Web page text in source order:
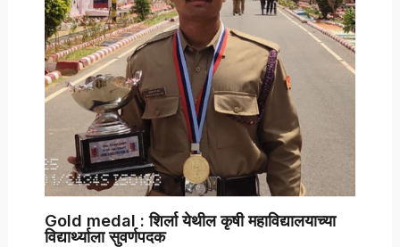
Gold medal : शिर्ला येथील कृषी महाविद्यालयाच्या
विद्यार्थ्याला सुवर्णपदक